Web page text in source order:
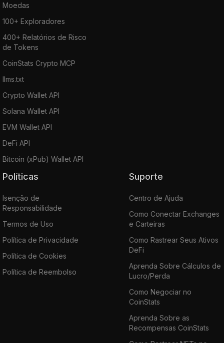
Moedas
100+ Exploradores
400+ Relatórios de Risco
de Tokens
CoinStats Crypto MCP
llms.txt
Crypto Wallet API
Solana Wallet API
EVM Wallet API
DeFi API
Bitcoin (xPub) Wallet API
Políticas
Isenção de
Responsabilidade
Termos de Uso
Política de Privacidade
Política de Cookies
Política de Reembolso
Suporte
Centro de Ajuda
Como Conectar Exchanges
e Carteiras
Como Rastrear Seus Ativos
DeFi
Aprenda Sobre Cálculos de
Lucro/Perda
Como Negociar no
CoinStats
Aprenda Sobre as
Recompensas CoinStats